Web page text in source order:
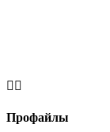
 
Профайлы